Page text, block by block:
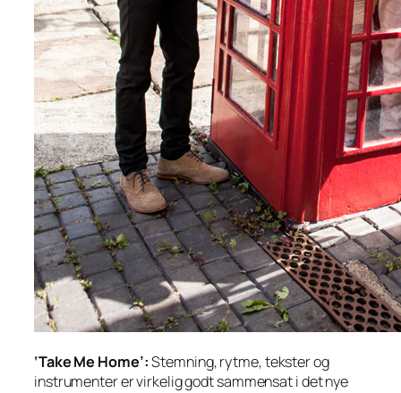
‘Take Me Home’:Stemning, rytme, tekster og
instrumenter er virkelig godt sammensat i det nye